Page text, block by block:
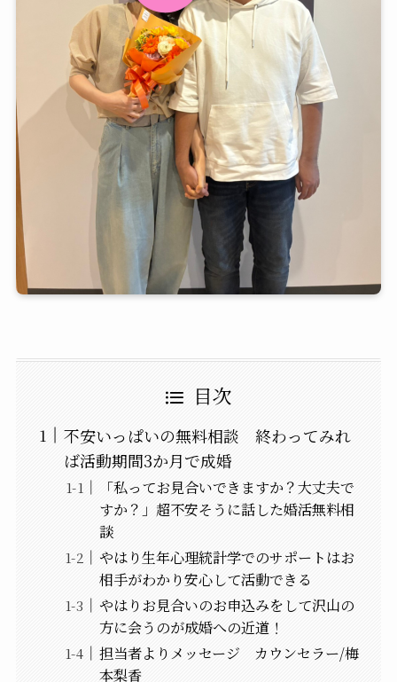
目次
不安いっぱいの無料相談 終わってみれ
ば活動期間3か月で成婚
「私ってお見合いできますか？大丈夫で
すか？」超不安そうに話した婚活無料相
談
やはり生年心理統計学でのサポートはお
相手がわかり安心して活動できる
やはりお見合いのお申込みをして沢山の
方に会うのが成婚への近道！
担当者よりメッセージ カウンセラー/梅
本梨香